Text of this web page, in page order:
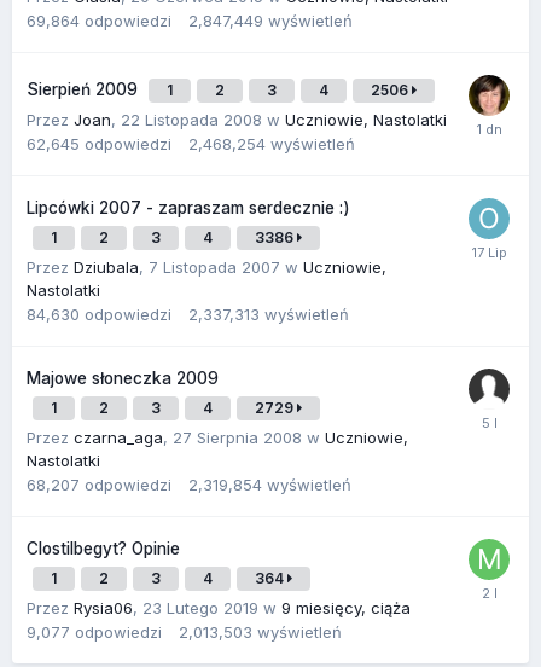
69,864 odpowiedzi 2,847,449 wyświetleń
Sierpień 2009 1 2 3 4 2506
Przez Joan, 22 Listopada 2008 w Uczniowie, Nastolatki
62,645 odpowiedzi 2,468,254 wyświetleń
Lipcówki 2007 - zapraszam serdecznie :)
1 2 3 4 3386
Przez Dziubala, 7 Listopada 2007 w Uczniowie,
Nastolatki
84,630 odpowiedzi 2,337,313 wyświetleń
Majowe słoneczka 2009
1 2 3 4 2729
Przez czarna_aga, 27 Sierpnia 2008 w Uczniowie,
Nastolatki
68,207 odpowiedzi 2,319,854 wyświetleń
Clostilbegyt? Opinie
1 2 3 4 364
Przez Rysia06, 23 Lutego 2019 w 9 miesięcy, ciąża
9,077 odpowiedzi 2,013,503 wyświetleń